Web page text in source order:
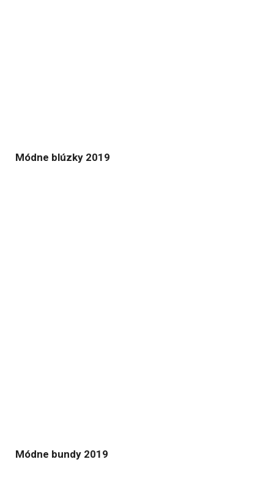
Módne blúzky 2019
Módne bundy 2019